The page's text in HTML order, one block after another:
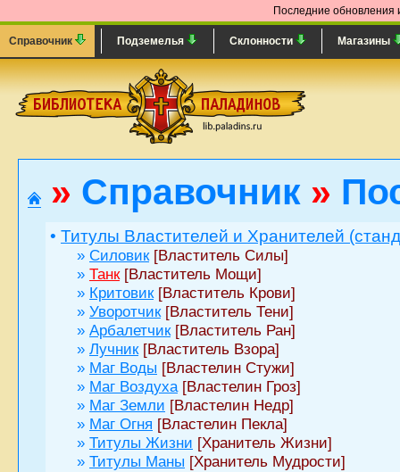
Последние обновления
Справочник Подземелья Склонности Магазины
» Справочник »
• Титулы Властителей и Хранителей
» Силовик [Властитель Силы]
» Танк [Властитель Мощи]
» Критовик [Властитель Крови]
» Уворотчик [Властитель Тени]
» Арбалетчик [Властитель Ран]
» Лучник [Властитель Взора]
» Маг Воды [Властелин Стужи]
» Маг Воздуха [Властелин Гроз]
» Маг Земли [Властелин Недр]
» Маг Огня [Властелин Пекла]
» Титулы Жизни [Хранитель Жизни]
» Титулы Маны [Хранитель Мудрости]